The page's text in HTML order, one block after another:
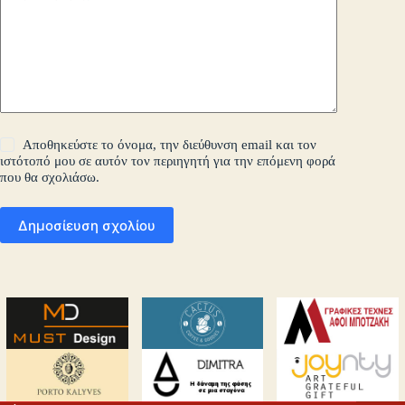
Αποθηκεύστε το όνομα, την διεύθυνση email και τον
ιστότοπό μου σε αυτόν τον περιηγητή για την επόμενη φορά
που θα σχολιάσω.
Δημοσίευση σχολίου